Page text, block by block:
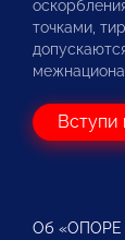
точками,
Об «ОПОРЕ